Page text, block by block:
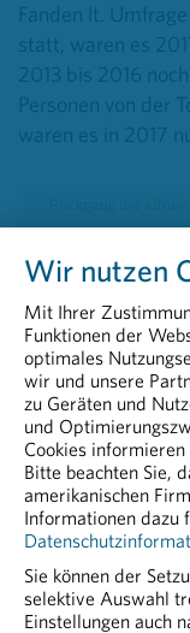
Fanden lt.
statt, waren es
2013 bis 2016
Personen von der
waren es in 2017
Weckruf
Wir nutzen
Mit Ihrer
Funktionen der
optimales
wir und unsere
zu Geräten und
und
Cookies
Bitte beachten Sie,
amerikanischen
Informationen dazu
Sie können der
selektive Auswahl
Einstellungen auch